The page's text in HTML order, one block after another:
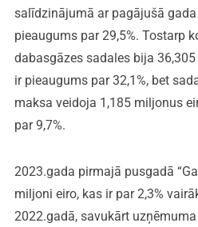
salīdzinājumā ar pagājušā
pieaugums par 29,5%. Tostarp
dabasgāzes sadales bija
ir pieaugums par 32,1%, bet
maksa veidoja 1,185 miljonus
par 9,7%.
2023.gada pirmajā pusgadā
miljoni eiro, kas ir par 2,3%
2022.gadā, savukārt